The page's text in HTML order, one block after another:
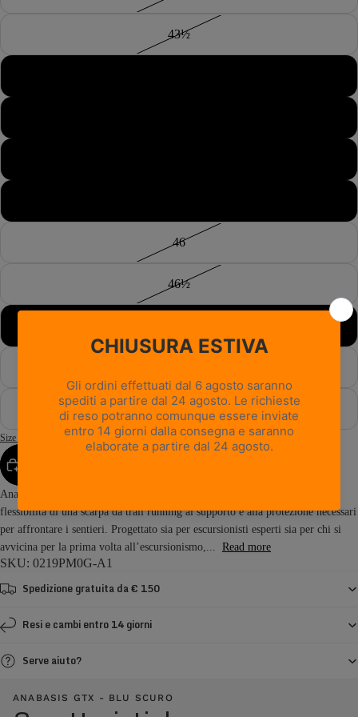
43½
46
46½
48
Size Guide
Anabasis GTX è uno scarpone da hiking leggero che unisce l’agilità e la
flessibilità di una scarpa da trail running al supporto e alla protezione necessari
per affrontare i sentieri. Progettato sia per escursionisti esperti sia per chi si
avvicina per la prima volta all’escursionismo,... Read more
SKU: 0219PM0G-A1
Spedizione gratuita da € 150
Resi e cambi entro 14 giorni
Serve aiuto?
ANABASIS GTX - BLU SCURO